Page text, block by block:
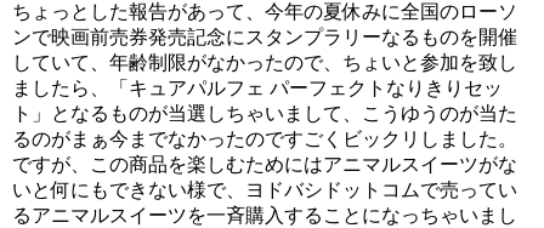
ちょっとした報告があって、今年の夏休みに全国のローソ
ンで映画前売券発売記念にスタンプラリーなるものを開催
していて、年齢制限がなかったので、ちょいと参加を致し
ましたら、「キュアパルフェ パーフェクトなりきりセッ
ト」となるものが当選しちゃいまして、こうゆうのが当た
るのがまぁ今までなかったのですごくビックリしました。
ですが、この商品を楽しむためにはアニマルスイーツがな
いと何にもできない様で、ヨドバシドットコムで売ってい
るアニマルスイーツを一斉購入することになっちゃいまし